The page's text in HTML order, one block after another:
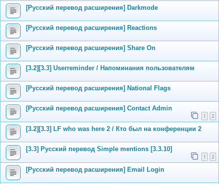
[Русский перевод расширения] Darkmode
[Русский перевод расширения] Reactions
[Русский перевод расширения] Share On
[3.2][3.3] Userreminder / Напоминания пользователям
[Русский перевод расширения] National Flags
[Русский перевод расширения] Contact Admin
1 2
[3.2][3.3] LF who was here 2 / Кто был на конференции 2
[3.3] Русский перевод Simple mentions [3.3.10]
1 2
[Русский перевод расширения] Email Login